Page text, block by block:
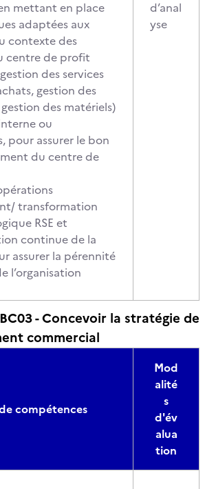
mettant en place
adaptées aux
contexte des
centre de profit
des services
gestion des
des matériels)
ou
pour assurer le bon
du centre de
transformation
RSE et
continue de la
assurer la pérennité
l’organisation
d’anal
yse
- Concevoir la stratégie de
commercial
compétences
Mod
alité
s
d'év
alua
tion